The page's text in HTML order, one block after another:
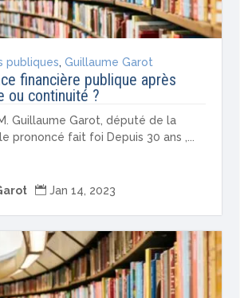
publiques,Guillaume Garot
financière publique après
ou continuité ?
Guillaume Garot, député de la
prononcé fait foi Depuis 30 ans ,...
 Jan 14, 2023